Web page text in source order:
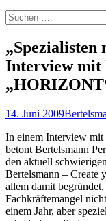
Suchen
nach:
„Spezialisten
Interview mit
14. Juni 2009
In einem Interview
betont Bertelsmann
den aktuell
Bertelsmann – Create
allem damit
Fachkräftemangel
einem Jahr, aber